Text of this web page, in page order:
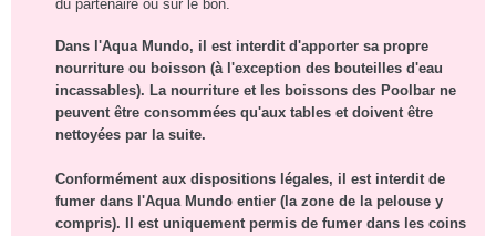
du partenaire ou sur le bon.
Dans l'Aqua Mundo, il est interdit d'apporter sa propre
nourriture ou boisson (à l'exception des bouteilles d'eau
incassables). La nourriture et les boissons des Poolbar ne
peuvent être consommées qu'aux tables et doivent être
nettoyées par la suite.
Conformément aux dispositions légales, il est interdit de
fumer dans l'Aqua Mundo entier (la zone de la pelouse y
compris). Il est uniquement permis de fumer dans les coins